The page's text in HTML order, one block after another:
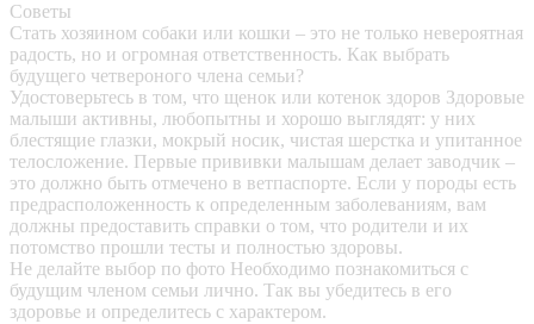
Советы
Стать хозяином собаки или кошки – это не только невероятная
радость, но и огромная ответственность. Как выбрать
будущего четвероного члена семьи?
Удостоверьтесь в том, что щенок или котенок здоров Здоровые
малыши активны, любопытны и хорошо выглядят: у них
блестящие глазки, мокрый носик, чистая шерстка и упитанное
телосложение. Первые прививки малышам делает заводчик –
это должно быть отмечено в ветпаспорте. Если у породы есть
предрасположенность к определенным заболеваниям, вам
должны предоставить справки о том, что родители и их
потомство прошли тесты и полностью здоровы.
Не делайте выбор по фото Необходимо познакомиться с
будущим членом семьи лично. Так вы убедитесь в его
здоровье и определитесь с характером.